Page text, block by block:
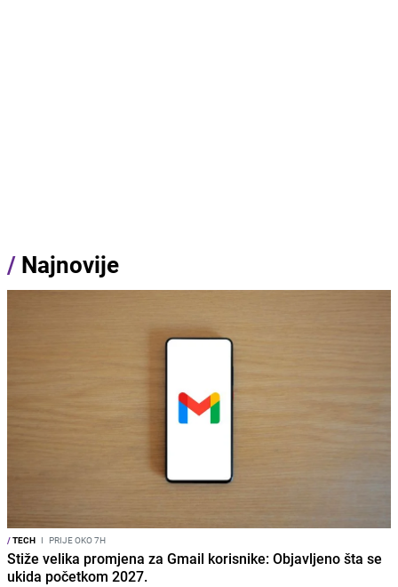
/ Najnovije
/TECH I PRIJE OKO 7H
Stiže velika promjena za Gmail korisnike: Objavljeno šta se
ukida početkom 2027.